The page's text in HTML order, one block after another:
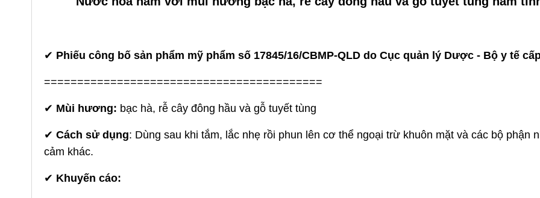
✔ Phiếu công bố sản phẩm mỹ phẩm số 17845/16/CBMP-QLD do Cục quản lý Dược - Bộ y tế
==========================================
✔ Mùi hương: bạc hà, rễ cây đông hầu và gỗ tuyết tùng
✔ Cách sử dụng: Dùng sau khi tắm, lắc nhẹ rồi phun lên cơ thể ngoại trừ khuôn mặt và các bộ phận
cảm khác.
✔ Khuyến cáo: